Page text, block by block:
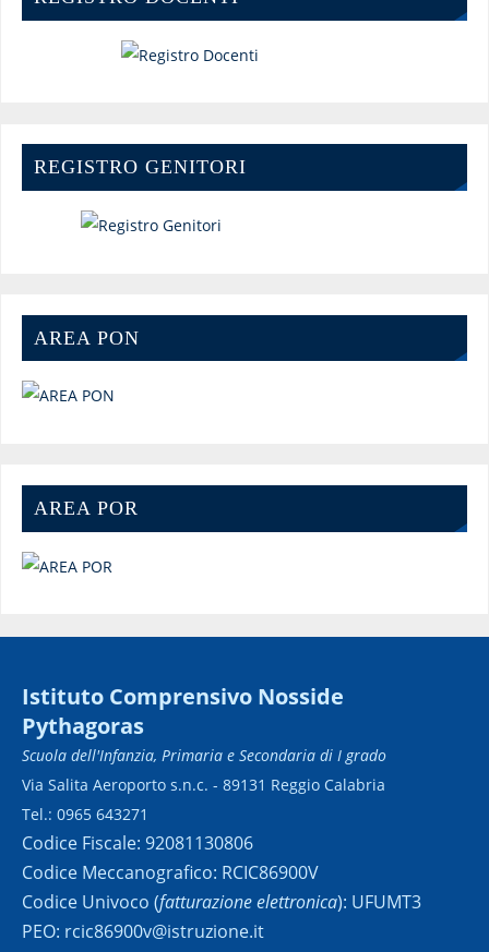
REGISTRO GENITORI
AREA PON
AREA POR
Istituto Comprensivo Nosside
Pythagoras
Scuola dell'Infanzia, Primaria e Secondaria di I grado
Via Salita Aeroporto s.n.c. - 89131 Reggio Calabria
Tel.: 0965 643271
Codice Fiscale: 92081130806
Codice Meccanografico: RCIC86900V
Codice Univoco (fatturazione elettronica): UFUMT3
PEO: rcic86900v@istruzione.it